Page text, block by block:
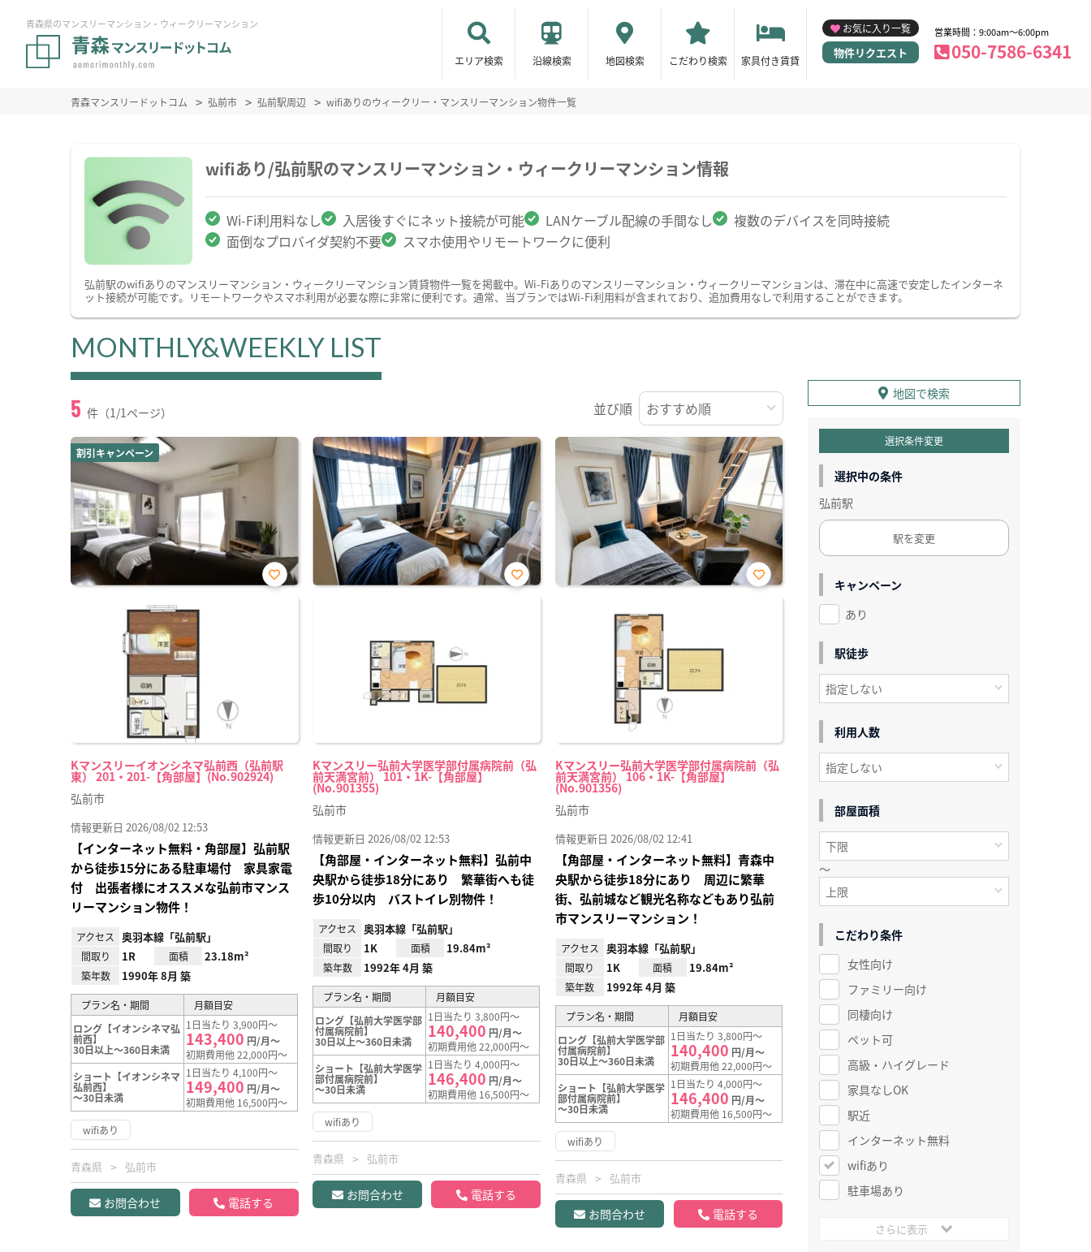
青森県のマンスリーマンション・ウィークリーマンション
エリア検索 沿線検索 地図検索 こだわり検索 家具付き賃貸
お気に入り一覧
物件リクエスト
営業時間：9:00am～6:00pm
050-7586-6341
青森マンスリードットコム 弘前市 弘前駅周辺 wifiありのウィークリー・マンスリーマンション物件一覧
wifiあり/弘前駅のマンスリーマンション・ウィークリーマンション情報
Wi-Fi利用料なし 入居後すぐにネット接続が可能 LANケーブル配線の手間なし
複数のデバイスを同時接続
面倒なプロバイダ契約不要
スマホ使用やリモートワークに便利
弘前駅のwifiありのマンスリーマンション・ウィークリーマンション賃貸物件一覧を掲載中。Wi-Fiありのマンスリーマンション・ウィークリーマンションは、滞在中に高速で安定したインターネ
ット接続が可能です。リモートワークやスマホ利用が必要な際に非常に便利です。通常、当プランではWi-Fi利用料が含まれており、追加費用なしで利用することができます。
MONTHLY&WEEKLY LIST
5 件（1/1ページ） 並び順
割引キャンペーン
Kマンスリーイオンシネマ弘前西（弘前駅
東） 201・201-【角部屋】(No.902924)
お気
弘前市
情報更新日 2026/08/02 12:53
【インターネット無料・角部屋】弘前駅
から徒歩15分にある駐車場付 家具家電
付 出張者様にオススメな弘前市マンス
リーマンション物件！
アクセス 奥羽本線「弘前駅」
間取り 1R 面積 23.18m²
築年数 1990年 8月 築
プラン名・期間
月額目安
ロング【イオンシネマ弘
前西】
30日以上～360日未満
1日当たり 3,900円～
143,400 円/月～
初期費用他 22,000円～
ショート【イオンシネマ
弘前西】
～30日未満
1日当たり 4,100円～
149,400 円/月～
初期費用他 16,500円～
wifiあり
青森県 弘前市
お問合わせ 電話する
Kマンスリー弘前大学医学部付属病院前（弘
前天満宮前） 101・1K-【角部屋】
(No.901355)
お気
弘前市
情報更新日 2026/08/02 12:53
【角部屋・インターネット無料】弘前中
央駅から徒歩18分にあり 繁華街へも徒
歩10分以内 バストイレ別物件！
アクセス 奥羽本線「弘前駅」
間取り 1K 面積 19.84m²
築年数 1992年 4月 築
プラン名・期間
月額目安
ロング【弘前大学医学部
付属病院前】
30日以上～360日未満
1日当たり 3,800円～
140,400 円/月～
初期費用他 22,000円～
ショート【弘前大学医学
部付属病院前】
～30日未満
1日当たり 4,000円～
146,400 円/月～
初期費用他 16,500円～
wifiあり
青森県 弘前市
お問合わせ 電話する
Kマンスリー弘前大学医学部付属病院前（弘
前天満宮前） 106・1K-【角部屋】
(No.901356)
お気
弘前市
情報更新日 2026/08/02 12:41
【角部屋・インターネット無料】青森中
央駅から徒歩18分にあり 周辺に繁華
街、弘前城など観光名称などもあり弘前
市マンスリーマンション！
アクセス 奥羽本線「弘前駅」
間取り 1K 面積 19.84m²
築年数 1992年 4月 築
プラン名・期間
月額目安
ロング【弘前大学医学部
付属病院前】
30日以上～360日未満
1日当たり 3,800円～
140,400 円/月～
初期費用他 22,000円～
ショート【弘前大学医学
部付属病院前】
～30日未満
1日当たり 4,000円～
146,400 円/月～
初期費用他 16,500円～
wifiあり
青森県 弘前市
お問合わせ 電話する
地図で検索
選択条件変更
選択中の条件
弘前駅
駅を変更
キャンペーン
あり
駅徒歩
利用人数
部屋面積
～
こだわり条件
女性向け
ファミリー向け
同棲向け
ペット可
高級・ハイグレード
家具なしOK
駅近
インターネット無料
wifiあり
駐車場あり
さらに表示